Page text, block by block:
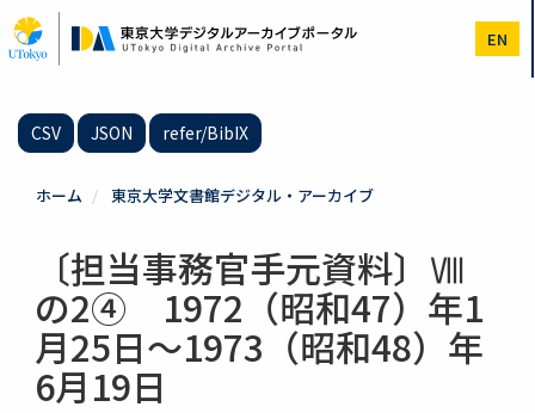
イ
ン
EN
CSV JSON refer/BibIX
ホーム 東京大学文書館デジタル・アーカイブ
〔担当事務官手元資料〕Ⅷ
の2④ 1972（昭和47）年1
月25日～1973（昭和48）年
6月19日